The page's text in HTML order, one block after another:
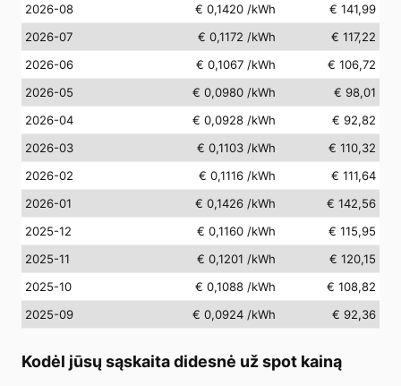
2026-08 € 0,1420 /kWh
€ 141,99
2026-07
€ 0,1172 /kWh
€ 117,22
2026-06
€ 0,1067 /kWh
€ 106,72
2026-05
€ 0,0980 /kWh
€ 98,01
2026-04
€ 0,0928 /kWh
€ 92,82
2026-03
€ 0,1103 /kWh
€ 110,32
2026-02
€ 0,1116 /kWh
€ 111,64
2026-01
€ 0,1426 /kWh
€ 142,56
2025-12
€ 0,1160 /kWh
€ 115,95
2025-11
€ 0,1201 /kWh
€ 120,15
2025-10
€ 0,1088 /kWh
€ 108,82
2025-09
€ 0,0924 /kWh € 92,36
Kodėl jūsų sąskaita didesnė už spot kainą